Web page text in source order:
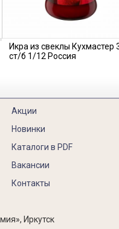
Икра из свеклы Кухмастер
ст/б 1/12 Россия
Акции
Новинки
Каталоги в PDF
Вакансии
Контакты
Иркутск